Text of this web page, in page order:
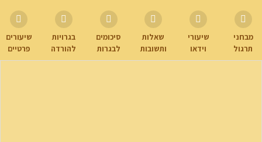
מבחני
תרגול
שיעורי
וידאו
שאלות
ותשובות
סיכומים
לבגרות
בגרויות
להורדה
שיעורים
פרטיים